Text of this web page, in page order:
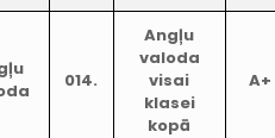
014.
Angļu
valoda
visai
klasei
kopā
A+